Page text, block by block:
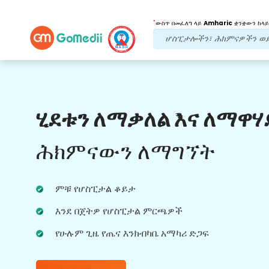
*ውስጥ በመፈለግ ላይ Amharic ቋንቋውን
ሂደቱን ለማቃለል እና
ሕክምናውን ለማግኘት
ምቹ የሆስፒታል ቆይታ
እንደ በጀትዎ የሆስፒታል ምርጫዎች
የሁሉም ጊዜ የጤና እንክብካቤ አማካሪ ድጋፍ
ባለብዙ ቋንቋ መተግበሪያ
ድጋፍ
GoMedii መተግበሪያ ያውርዱ።